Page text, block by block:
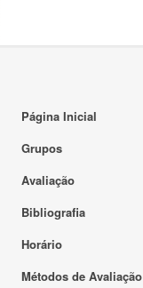
Página Inicial
Grupos
Avaliação
Bibliografia
Horário
Métodos de Avaliação